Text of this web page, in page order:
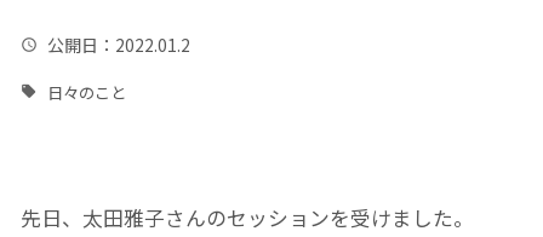
公開日 ：2022.01.2
日々のこと
先日、太田雅子さんのセッションを受けました。